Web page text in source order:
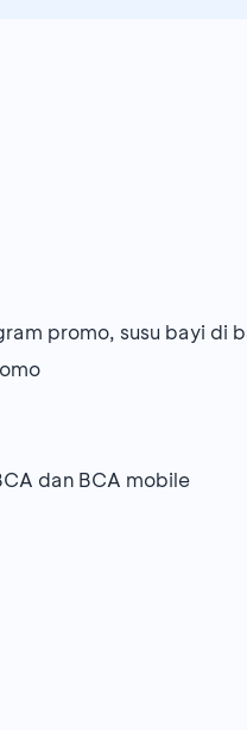
promo, susu bayi di
dan BCA mobile